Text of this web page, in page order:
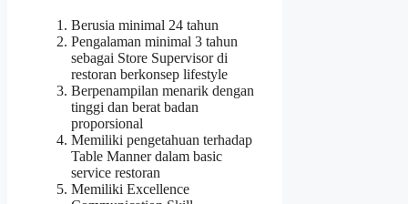
Berusia minimal 24 tahun
Pengalaman minimal 3 tahun
sebagai Store Supervisor di
restoran berkonsep lifestyle
Berpenampilan menarik dengan
tinggi dan berat badan
proporsional
Memiliki pengetahuan terhadap
Table Manner dalam basic
service restoran
Memiliki Excellence